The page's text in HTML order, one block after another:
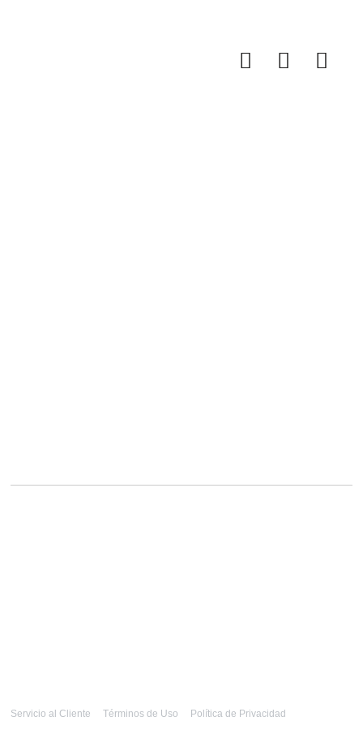
Servicio al Cliente Términos de Uso Política de Privacidad